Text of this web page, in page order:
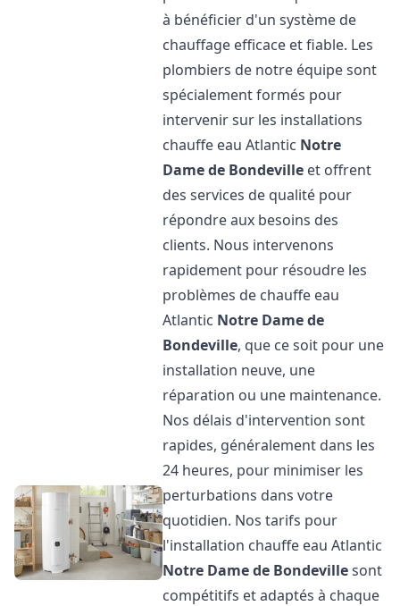
à bénéficier d'un système de
chauffage efficace et fiable. Les
plombiers de notre équipe sont
spécialement formés pour
intervenir sur les installations
chauffe eau Atlantic Notre
Dame de Bondeville et offrent
des services de qualité pour
répondre aux besoins des
clients. Nous intervenons
rapidement pour résoudre les
problèmes de chauffe eau
Atlantic Notre Dame de
Bondeville, que ce soit pour une
installation neuve, une
réparation ou une maintenance.
Nos délais d'intervention sont
rapides, généralement dans les
24 heures, pour minimiser les
perturbations dans votre
quotidien. Nos tarifs pour
l'installation chauffe eau Atlantic
Notre Dame de Bondevillesont
compétitifs et adaptés à chaque